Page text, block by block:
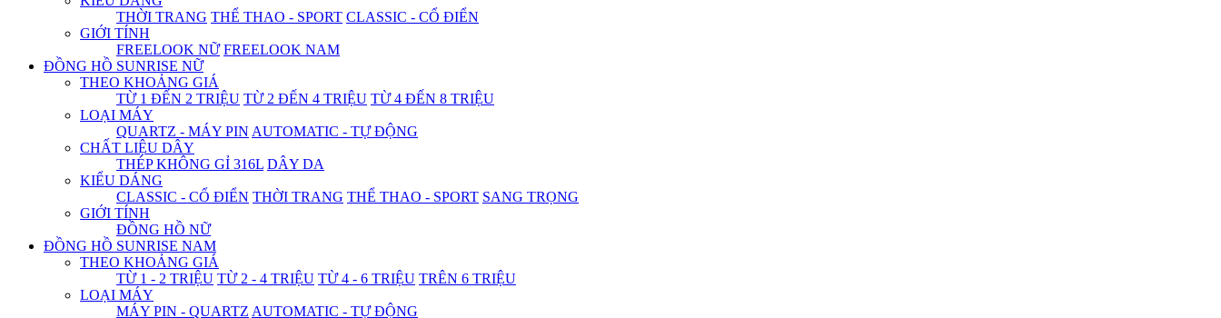
THỜI TRANG THỂ THAO - SPORT CLASSIC - CỔ ĐIỂN
GIỚI TÍNH
FREELOOK NỮ FREELOOK NAM
ĐỒNG HỒ SUNRISE NỮ
THEO KHOẢNG GIÁ
TỪ 1 ĐẾN 2 TRIỆU TỪ 2 ĐẾN 4 TRIỆU TỪ 4 ĐẾN 8 TRIỆU
LOẠI MÁY
QUARTZ - MÁY PIN AUTOMATIC - TỰ ĐỘNG
CHẤT LIỆU DÂY
THÉP KHÔNG GỈ 316L DÂY DA
KIỂU DÁNG
CLASSIC - CỔ ĐIỂN THỜI TRANG THỂ THAO - SPORT SANG TRỌNG
GIỚI TÍNH
ĐỒNG HỒ NỮ
ĐỒNG HỒ SUNRISE NAM
THEO KHOẢNG GIÁ
TỪ 1 - 2 TRIỆU TỪ 2 - 4 TRIỆU TỪ 4 - 6 TRIỆU TRÊN 6 TRIỆU
LOẠI MÁY
MÁY PIN - QUARTZ AUTOMATIC - TỰ ĐỘNG